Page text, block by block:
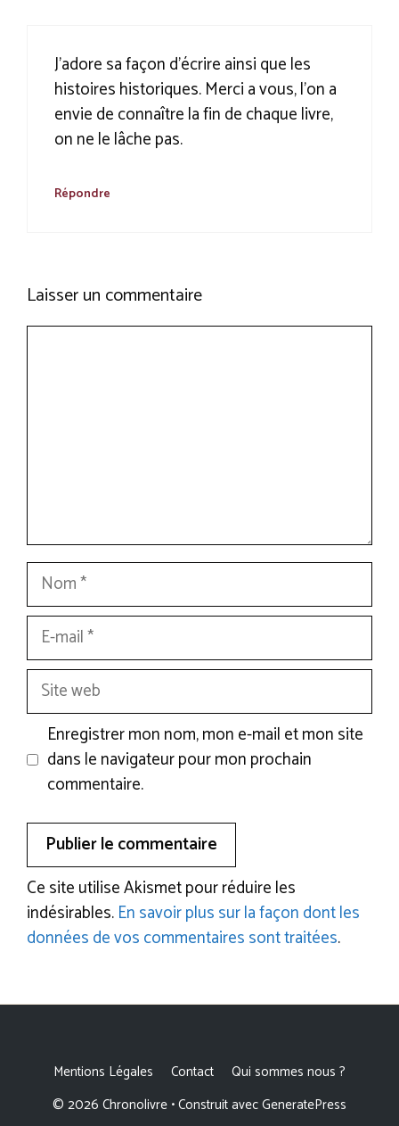
J’adore sa façon d’écrire ainsi que les
histoires historiques. Merci a vous, l’on a
envie de connaître la fin de chaque livre,
on ne le lâche pas.
Répondre
Laisser un commentaire
Nom
mail
Site
web
Enregistrer mon nom, mon e-mail et mon site
dans le navigateur pour mon prochain
commentaire.
Ce site utilise Akismet pour réduire les
indésirables.En savoir plus sur la façon dont les
données de vos commentaires sont traitées.
Mentions Légales Contact
Qui sommes nous ?
© 2026 Chronolivre • Construit avecGeneratePress